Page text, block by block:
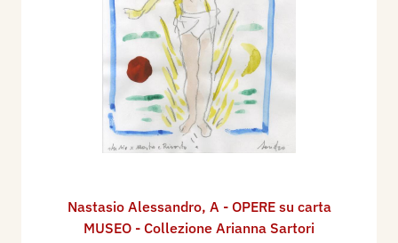
Nastasio Alessandro, A - OPERE su carta
MUSEO - Collezione Arianna Sartori